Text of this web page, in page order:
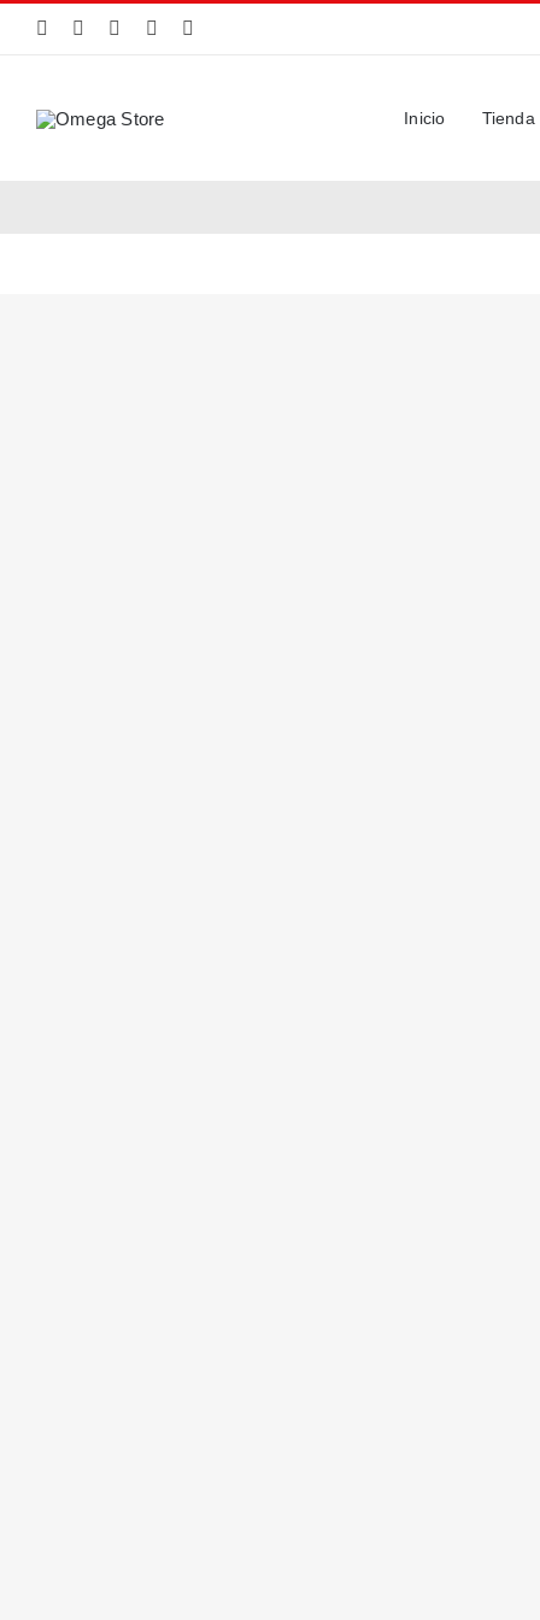
Inicio Tienda